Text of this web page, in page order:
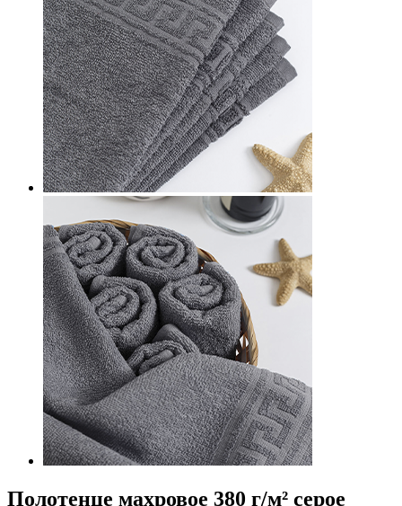
Полотенце махровое 380 г/м² серое